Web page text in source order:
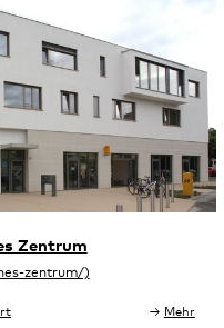
Zentrum
Mehr